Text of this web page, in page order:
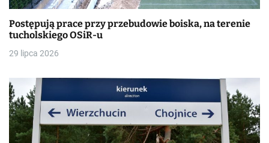
Postępują prace przy przebudowie boiska, na terenie
tucholskiego OSiR-u
29 lipca 2026